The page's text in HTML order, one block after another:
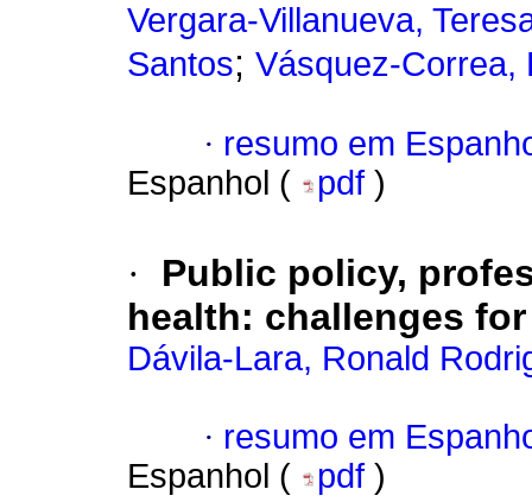
Vergara-Villanueva,
Santos; Vásquez-Correa,
· resumo em
Espanhol (
pdf )
·
Public policy,
health: challenges
Dávila-Lara, Ronald
· resumo em
Espanhol (
pdf )